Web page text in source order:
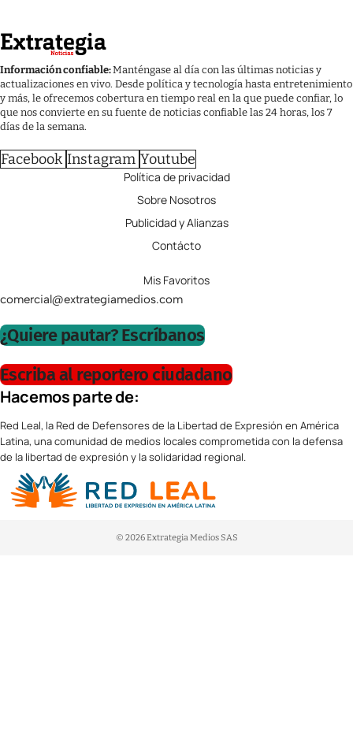
Información confiable:Manténgase al día con las últimas noticias y
actualizaciones en vivo. Desde política y tecnología hasta entretenimiento
y más, le ofrecemos cobertura en tiempo real en la que puede confiar, lo
que nos convierte en su fuente de noticias confiable las 24 horas, los 7
días de la semana.
Facebook Instagram Youtube
Política de privacidad
Sobre Nosotros
Publicidad y Alianzas
Contácto
Mis Favoritos
comercial@extrategiamedios.com
¿Quiere pautar? Escríbanos
Escriba al reportero ciudadano
Hacemos parte de:
Red Leal, la Red de Defensores de la Libertad de Expresión en América
Latina, una comunidad de medios locales comprometida con la defensa
de la libertad de expresión y la solidaridad regional.
© 2026 Extrategia Medios SAS